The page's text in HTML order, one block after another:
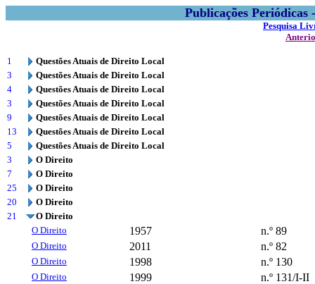
Publicações
Pesquisa
1
Questões Atuais de Direito Local
3
Questões Atuais de Direito Local
4
Questões Atuais de Direito Local
3
Questões Atuais de Direito Local
9
Questões Atuais de Direito Local
13
Questões Atuais de Direito Local
5
Questões Atuais de Direito Local
3
O Direito
7
O Direito
25
O Direito
20
O Direito
21
O Direito
O Direito
1957 n.º 89
O Direito 2011 n.º 82
O Direito 1998 n.º 130
O Direito 1999 n.º 131/I-II